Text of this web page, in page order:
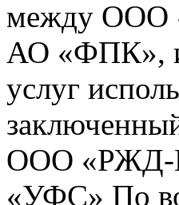
между ООО
АО «ФПК»,
услуг
ООО «РЖД-
«УФС» По